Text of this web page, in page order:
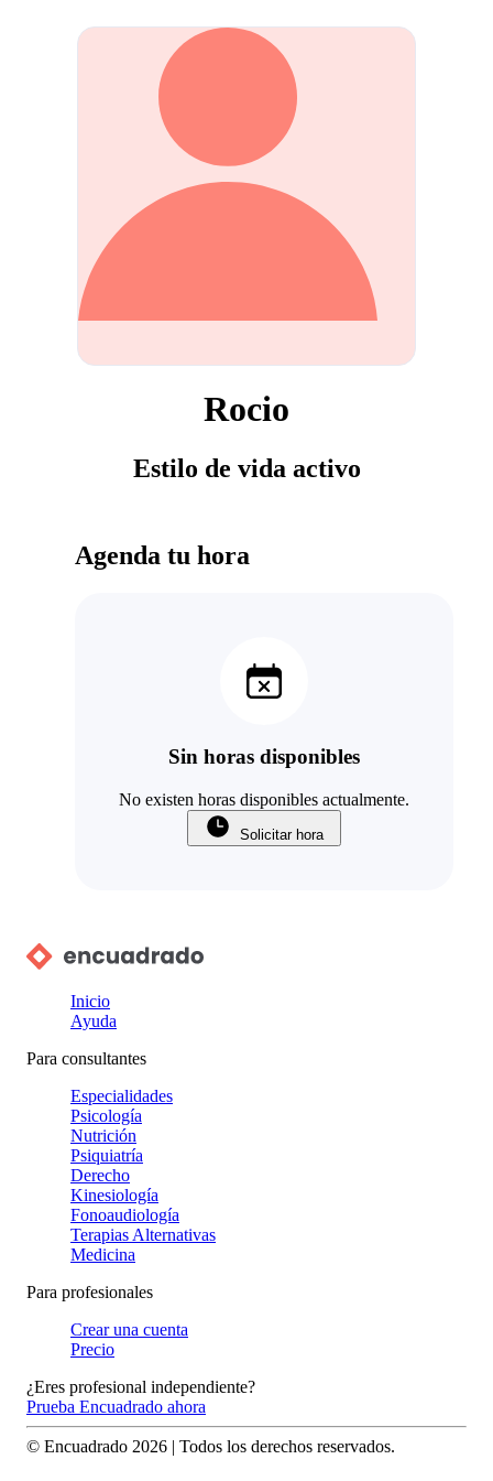
Rocio
Estilo de vida activo
Agenda tu hora
Sin horas disponibles
No existen horas disponibles actualmente.
Solicitar hora
Inicio
Ayuda
Para consultantes
Especialidades
Psicología
Nutrición
Psiquiatría
Derecho
Kinesiología
Fonoaudiología
Terapias Alternativas
Medicina
Para profesionales
Crear una cuenta
Precio
¿Eres profesional independiente?
Prueba Encuadrado ahora
© Encuadrado 2026 | Todos los derechos reservados.